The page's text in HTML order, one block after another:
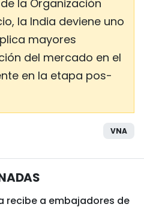
la Organización
la India deviene uno
mayores
del mercado en el
en la etapa pos-
VNA
recibe a embajadores de